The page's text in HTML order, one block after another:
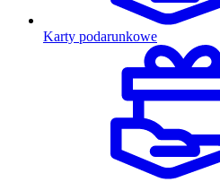
Karty podarunkowe